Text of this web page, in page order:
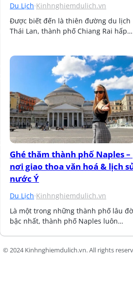
Du Lịch·Kinhnghiemdulich.vn
Được biết đến là thiên đường du lịch
Thái Lan, thành phố Chiang Rai hấp…
Ghé thăm thành phố Naples –
nơi giao thoa văn hoá & lịch
nước Ý
Du Lịch·Kinhnghiemdulich.vn
Là một trong những thành phố lâu
bậc nhất, thành phố Naples luôn…
© 2024 Kinhnghiemdulich.vn. All rights